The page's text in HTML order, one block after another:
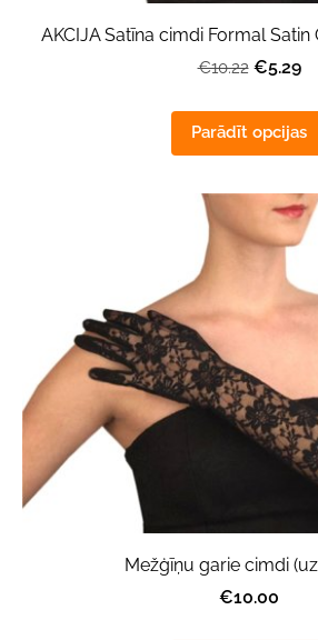
AKCIJA Satīna cimdi Formal Satin
€10.22 €5.29
Parādīt opcijas
Mežģīņu garie cimdi
€10.00